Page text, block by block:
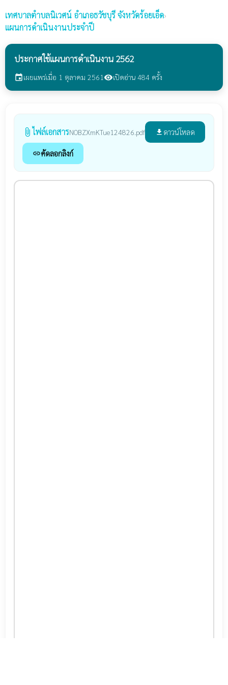
เทศบาลตำบลนิเวศน์ อำเภอธวัชบุรี จังหวัดร้อยเอ็ด›
แผนการดำเนินงานประจำปี
ประกาศใช้แผนการดำเนินงาน 2562
eventเผยแพร่เมื่อ 1 ตุลาคม 2561 visibilityเปิดอ่าน 484 ครั้ง
attach_file ไฟล์เอกสารNOBZXmKTue124826.pdf file_download ดาวน์โหลด
linkคัดลอกลิงก์